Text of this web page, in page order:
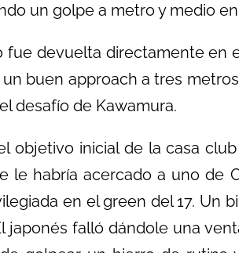
un golpe a metro y medio
fue devuelta directamente en
buen approach a tres
desafío de Kawamura.
objetivo inicial de la casa
le habría acercado a uno de
en el green del 17. Un
japonés falló dándole una